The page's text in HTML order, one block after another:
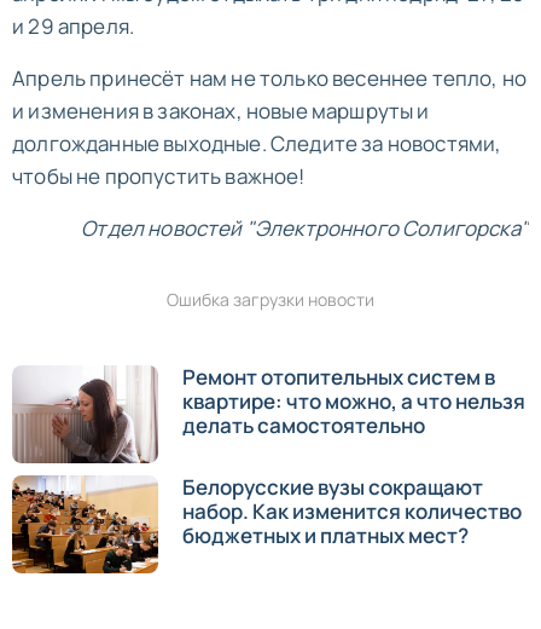
и 29 апреля.
Апрель принесёт нам не только весеннее тепло, но
и изменения в законах, новые маршруты и
долгожданные выходные. Следите за новостями,
чтобы не пропустить важное!
Отдел новостей "Электронного Солигорска"
Ошибка загрузки новости
Ремонт отопительных систем в
квартире: что можно, а что нельзя
делать самостоятельно
Белорусские вузы сокращают
набор. Как изменится количество
бюджетных и платных мест?